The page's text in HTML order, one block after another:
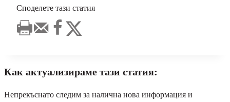
Споделете тази статия
Как актуализираме тази статия:
Непрекъснато следим за налична нова информация и